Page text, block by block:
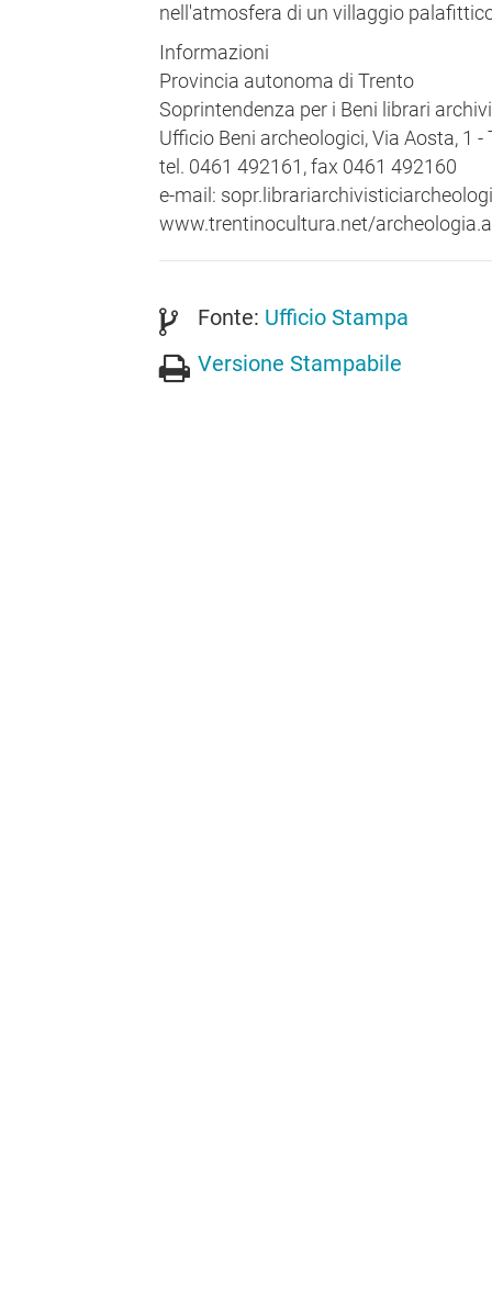
nell'atmosfera di un villaggio
Informazioni
Provincia autonoma di Trento
Soprintendenza per i Beni librari
Ufficio Beni archeologici, Via Aosta, 1 -
tel. 0461 492161, fax 0461 492160
e-mail:
www.trentinocultura.net/
Fonte: Ufficio Stampa
Versione Stampabile